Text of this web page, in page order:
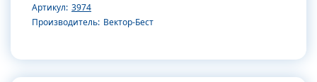
Артикул: 3974
Производитель: Вектор-Бест